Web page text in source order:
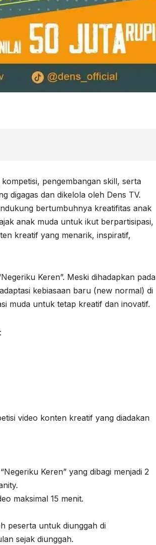
pengembangan skill, serta
digagas dan dikelola oleh Dens TV.
bertumbuhnya kreatifitas anak
anak muda untuk ikut berpartisipasi,
kreatif yang menarik, inspiratif,
Keren”. Meski dihadapkan pada
kebiasaan baru (new normal) di
muda untuk tetap kreatif dan inovatif.
video konten kreatif yang diadakan
Keren” yang dibagi menjadi 2
maksimal 15 menit.
peserta untuk diunggah di
sejak diunggah.